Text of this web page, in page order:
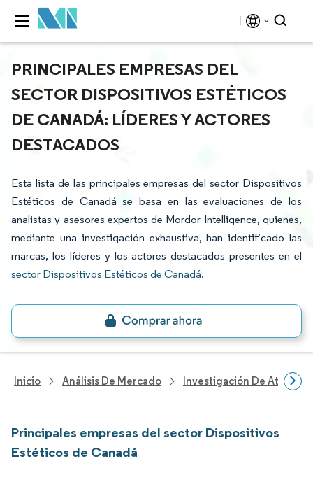
PRINCIPALES EMPRESAS DEL
SECTOR DISPOSITIVOS ESTÉTICOS
DE CANADÁ: LÍDERES Y ACTORES
DESTACADOS
Esta lista de las principales empresas del sector Dispositivos
Estéticos de Canadá se basa en las evaluaciones de los
analistas y asesores expertos de Mordor Intelligence, quienes,
mediante una investigación exhaustiva, han identificado las
marcas, los líderes y los actores destacados presentes en el
sector Dispositivos Estéticos de Canadá.
Inicio Análisis De Mercado Investigación De
Principales empresas del sector Dispositivos
Estéticos de Canadá